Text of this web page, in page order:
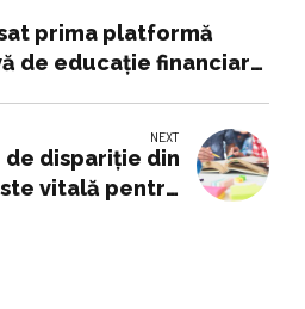
prima platformă
de educaţie financiară
NEXT
de dispariție din
vitală pentru